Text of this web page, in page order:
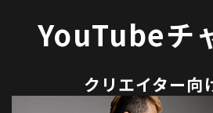
YouTubeチ
クリエイター向